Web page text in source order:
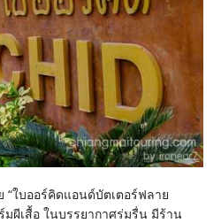
“ใบออร์คิดแอนด์บัตเตอร์ฟลาย
ผีเสื้อ ในบรรยากาศร่มรื่น มีร้าน